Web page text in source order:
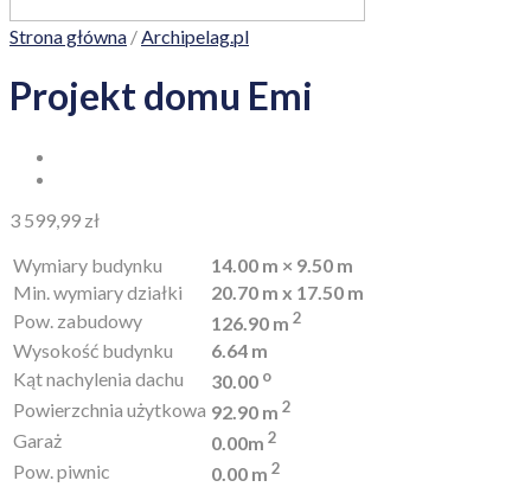
Strona główna /Archipelag.pl
Projekt domu Emi
3 599,99 zł
Wymiary budynku
14.00 m × 9.50 m
Min. wymiary działki
20.70 m x 17.50 m
Pow. zabudowy
126.90 m 2
Wysokość budynku
6.64 m
Kąt nachylenia dachu
30.00 o
Powierzchnia użytkowa 92.90 m 2
Garaż 0.00m 2
Pow. piwnic 0.00 m 2